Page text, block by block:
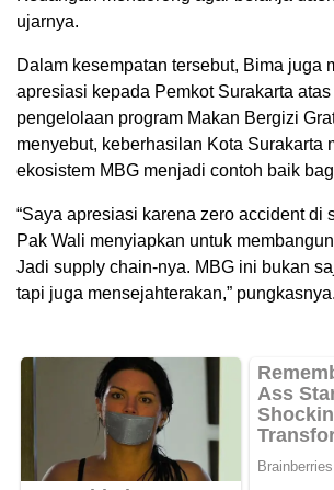
ujarnya.
Dalam kesempatan tersebut, Bima juga
apresiasi kepada Pemkot Surakarta
pengelolaan program Makan Bergizi
menyebut, keberhasilan Kota Surakarta
ekosistem MBG menjadi contoh baik
“Saya apresiasi karena zero accident di
Pak Wali menyiapkan untuk
Jadi supply chain-nya. MBG ini bukan
tapi juga mensejahterakan,” pungkasnya.